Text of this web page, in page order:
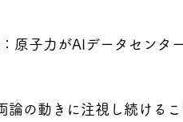
原子力がAIデータセンタ
論の動きに注視し続ける